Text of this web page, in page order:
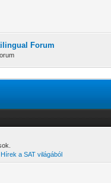
Forum
Hírek a SAT világából